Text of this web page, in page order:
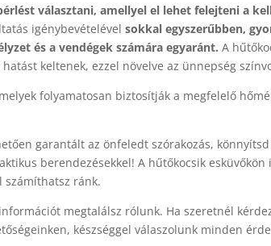
választani, amellyel el lehet felejteni a
igénybevételével sokkal egyszerűbben,
és a vendégek számára egyaránt. A
keltenek, ezzel növelve az ünnepség
folyamatosan biztosítják a megfelelő
garantált az önfeledt szórakozás, könnyítsd
berendezésekkel! A hűtőkocsik esküvőkön
számíthatsz ránk.
megtalálsz rólunk. Ha szeretnél
készséggel válaszolunk minden